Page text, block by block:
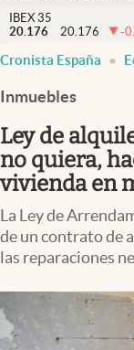
Criptomonedas
España
NOTICIAS
FINANZAS
IBEX 35
20.176
20.176 -
Cronista España
Inmuebles
Ley de
no quiera,
vivienda en
La Ley de
de un contrato de
las reparaciones